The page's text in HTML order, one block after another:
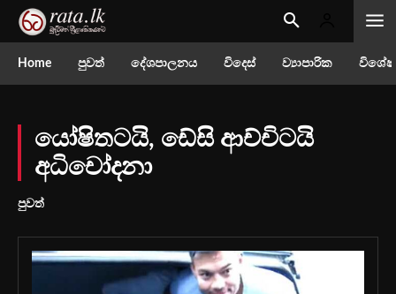
Home පුවත් දේශපාලනය විදෙස් ව්‍යාපාරික
යෝෂිතටයි, ඩේසි ආච්චිටයි
අධිචෝදනා
පුවත්